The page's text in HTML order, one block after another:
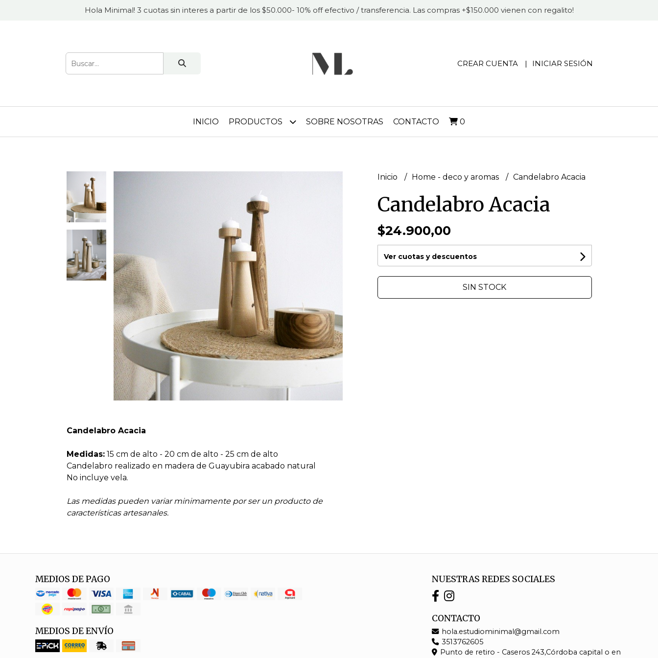
Hola Minimal! 3 cuotas sin interes a partir de los $50.000- 10% off efectivo / transferencia. Las compras +$150.000 vienen con regalito!
CREAR CUENTA INICIAR SESIÓN
INICIO PRODUCTOS SOBRE NOSOTRAS CONTACTO 0
Candelabro Acacia
Medidas:15 cm de alto - 20 cm de alto - 25 cm de alto
Candelabro realizado en madera de Guayubira acabado natural
No incluye vela.
Las medidas pueden variar minimamente por ser un producto de
características artesanales.
Inicio Home - deco y aromas Candelabro Acacia
Candelabro Acacia
$24.900,00
Ver cuotas y descuentos
SIN STOCK
MEDIOS DE PAGO
MEDIOS DE ENVÍO
NUESTRAS REDES SOCIALES
CONTACTO
hola.estudiominimal@gmail.com
3513762605
Punto de retiro - Caseros 243,Córdoba capital o en